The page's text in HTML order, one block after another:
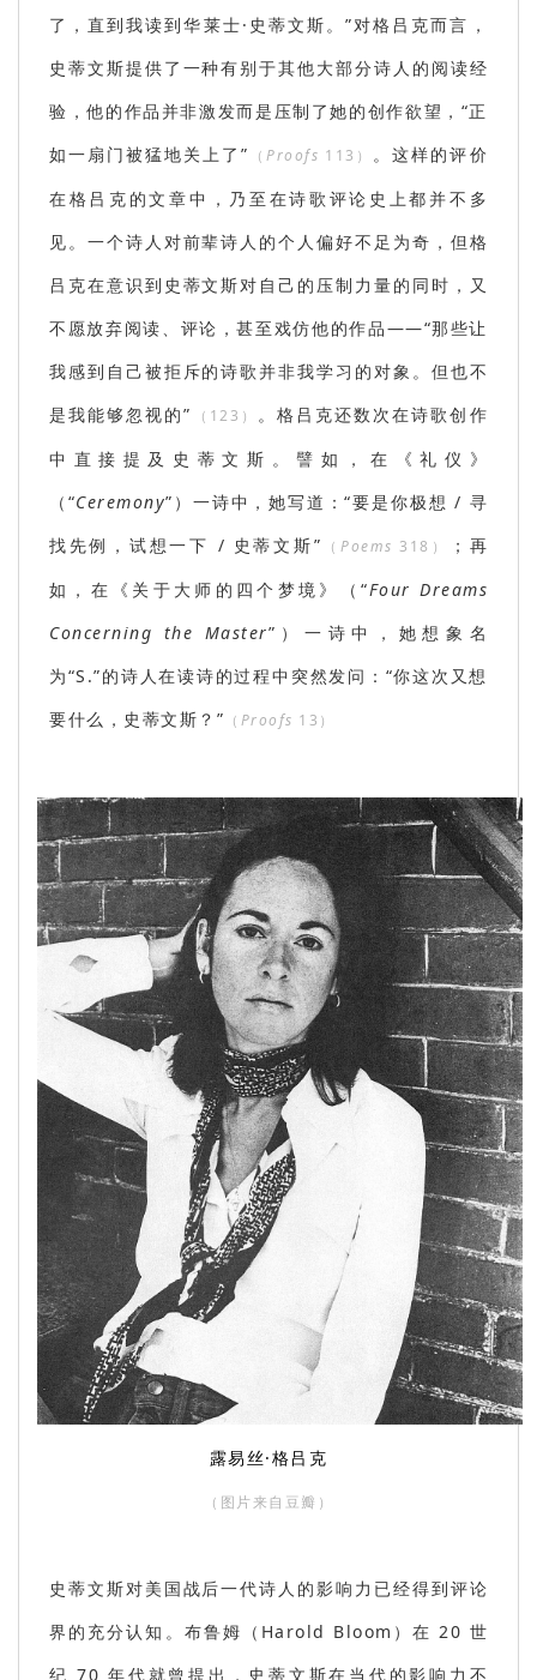
了，直到我读到华莱士·史蒂文斯。”对格吕克而言，
史蒂文斯提供了一种有别于其他大部分诗人的阅读经
验，他的作品并非激发而是压制了她的创作欲望，“正
如一扇门被猛地关上了” （Proofs 113） 。这样的评价
在格吕克的文章中，乃至在诗歌评论史上都并不多
见。一个诗人对前辈诗人的个人偏好不足为奇，但格
吕克在意识到史蒂文斯对自己的压制力量的同时，又
不愿放弃阅读、评论，甚至戏仿他的作品——“那些让
我感到自己被拒斥的诗歌并非我学习的对象。但也不
是我能够忽视的”
（123）
。格吕克还数次在诗歌创作
中直接提及史蒂文斯。譬如，在《礼仪》
（“Ceremony”） 一诗中，她写道：“要是你极想 / 寻
找先例，试想一下 / 史蒂文斯” （Poems 318）
；再
如，在《关于大师的四个梦境》
（“Four Dreams
Concerning the Master”）一诗中，她想象名
为“S.”的诗人在读诗的过程中突然发问：“你这次又想
要什么，史蒂文斯？” （ Proofs 13）
露易丝·格吕克
（图片来自豆瓣 ）
史蒂文斯对美国战后一代诗人的影响力已经得到评论
界的充分认知。布鲁姆 （Harold Bloom）在 20 世
纪 70 年代就曾提出，史蒂文斯在当代的影响力不